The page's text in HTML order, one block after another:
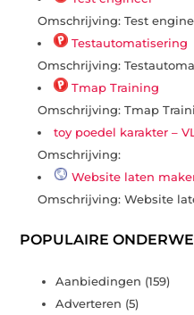
Omschrijving: Test
Testautomatisering
Omschrijving:
Tmap Training
Omschrijving: Tmap
toy poedel karakter –
Omschrijving:
Website laten
Omschrijving: Website
POPULAIRE
Aanbiedingen (159)
Adverteren (5)